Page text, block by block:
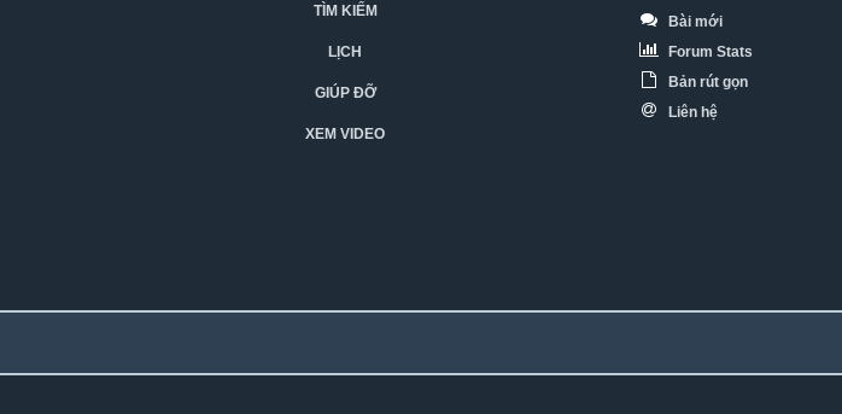
TÌM KIẾM
LỊCH
GIÚP ĐỠ
XEM VIDEO
Bài mới
Forum Stats
Bản rút gọn
Liên hệ